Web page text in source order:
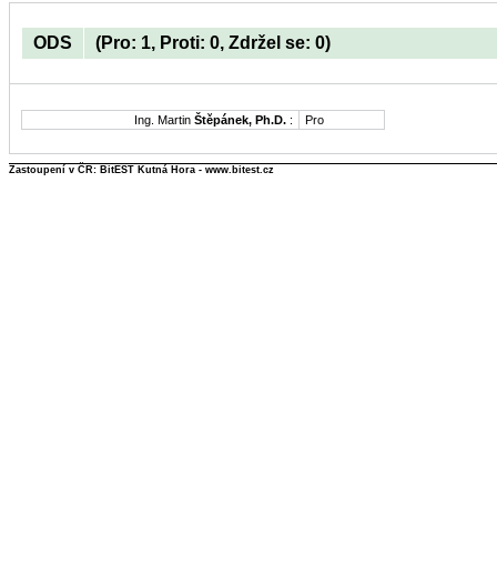
ODS (Pro: 1, Proti: 0, Zdržel se: 0)
Ing. Martin Štěpánek, Ph.D. : Pro
Zastoupení v ČR: BitEST Kutná Hora - www.bitest.cz